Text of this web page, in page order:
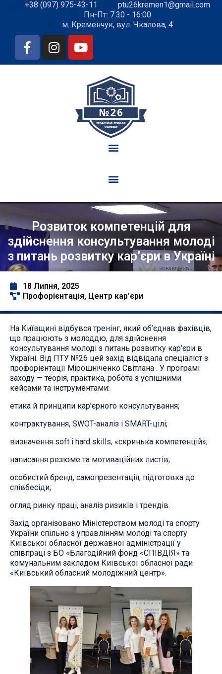
+38 (097) 975-43-11
ptu26kremen1@gmail.com
Пн-Пт: 7:30 - 16:00
м. Кременчук, вул. Чкалова, 4
Розвиток компетенцій для
здійснення консультування молоді
з питань розвитку кар’єри в Україні
18 Липня, 2025
Профорієнтація, Центр кар’єри
На Київщині відбувся тренінг, який об’єднав фахівців,
що працюють з молоддю, для здійснення
консультування молоді з питань розвитку кар’єри в
Україні. Від ПТУ №26 цей захід відвідала спеціаліст з
профорієнтації Мірошніченко Світлана . У програмі
заходу — теорія, практика, робота з успішними
кейсами та інструментами:
етика й принципи кар’єрного консультування;
контрактування, SWOT-аналіз і SMART-цілі;
визначення soft і hard skills, «скринька компетенцій»;
написання резюме та мотиваційних листів;
особистий бренд, самопрезентація, підготовка до
співбесіди;
огляд ринку праці, аналіз ризиків і трендів.
Захід організовано Міністерством молоді та спорту
України спільно з управлінням молоді та спорту
Київської обласної державної адміністрації у
співпраці з БО «Благодійний фонд «СПІВДІЯ» та
комунальним закладом Київської обласної ради
«Київський обласний молодіжний центр».